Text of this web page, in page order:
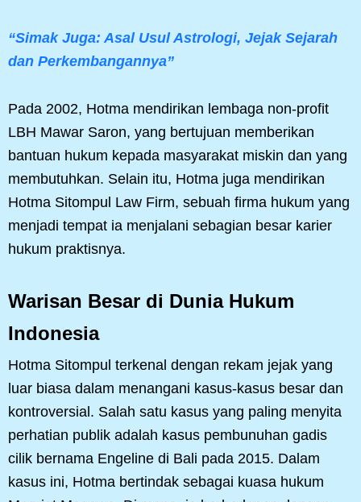
“Simak Juga: Asal Usul Astrologi, Jejak Sejarah
dan Perkembangannya”
Pada 2002, Hotma mendirikan lembaga non-profit
LBH Mawar Saron, yang bertujuan memberikan
bantuan hukum kepada masyarakat miskin dan yang
membutuhkan. Selain itu, Hotma juga mendirikan
Hotma Sitompul Law Firm, sebuah firma hukum yang
menjadi tempat ia menjalani sebagian besar karier
hukum praktisnya.
Warisan Besar di Dunia Hukum
Indonesia
Hotma Sitompul terkenal dengan rekam jejak yang
luar biasa dalam menangani kasus-kasus besar dan
kontroversial. Salah satu kasus yang paling menyita
perhatian publik adalah kasus pembunuhan gadis
cilik bernama Engeline di Bali pada 2015. Dalam
kasus ini, Hotma bertindak sebagai kuasa hukum